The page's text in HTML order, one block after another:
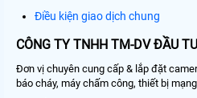
Điều kiện giao dịch chung
CÔNG TY TNHH TM-DV ĐẦU
Đơn vị chuyên cung cấp & lắp đặt
báo cháy, máy chấm công, thiết bị